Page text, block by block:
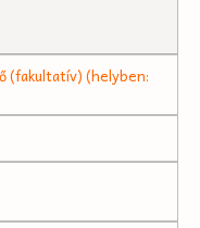
(fakultatív) (helyben: